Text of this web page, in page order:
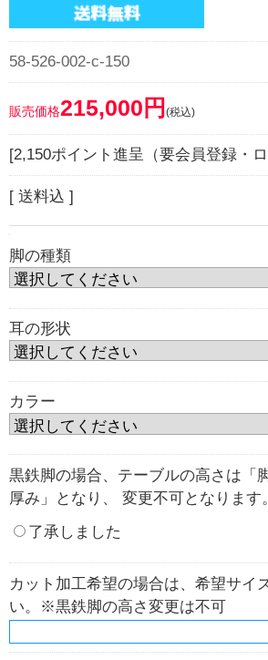
58-526-002-c-150
販売価格215,000円 (税込)
[2,150ポイント進呈（要会員登録・
[ 送料込 ]
脚の種類
耳の形状
カラー
黒鉄脚の場合、テーブルの高さは「
厚み」となり、 変更不可となります。
了承しました
カット加工希望の場合は、希望サイ
い。※黒鉄脚の高さ変更は不可